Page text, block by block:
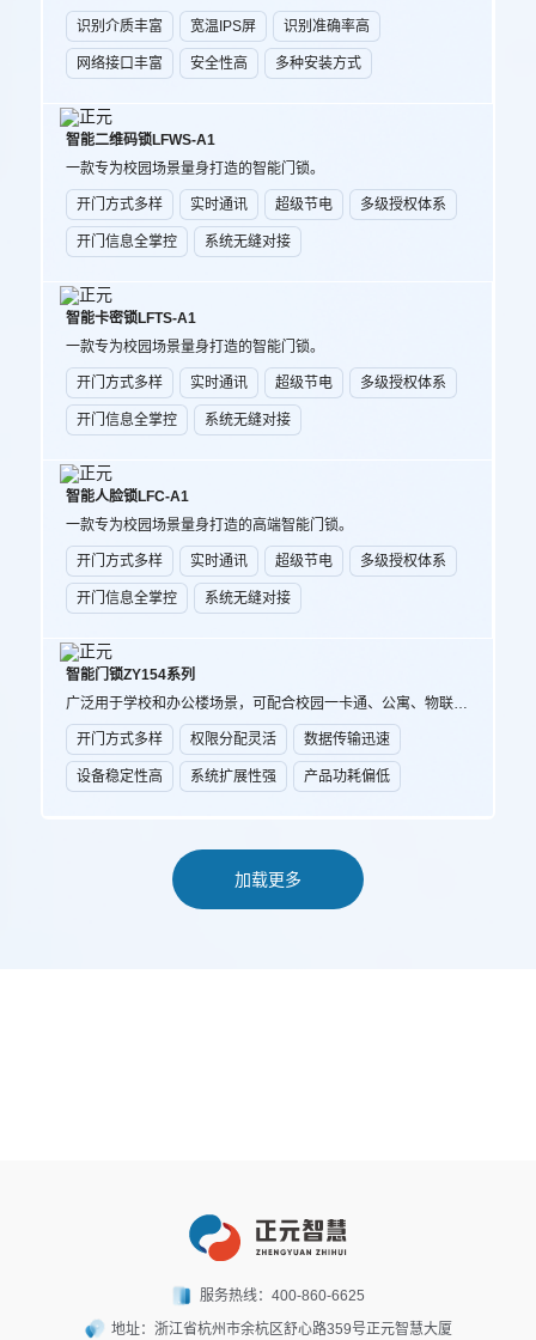
识别介质丰富 宽温IPS屏 识别准确率高
网络接口丰富 安全性高 多种安装方式
智能二维码锁LFWS-A1
一款专为校园场景量身打造的智能门锁。
开门方式多样 实时通讯 超级节电 多级授权体系
开门信息全掌控 系统无缝对接
智能卡密锁LFTS-A1
一款专为校园场景量身打造的智能门锁。
开门方式多样 实时通讯 超级节电 多级授权体系
开门信息全掌控 系统无缝对接
智能人脸锁LFC-A1
一款专为校园场景量身打造的高端智能门锁。
开门方式多样 实时通讯 超级节电 多级授权体系
开门信息全掌控 系统无缝对接
智能门锁ZY154系列
开门方式多样 权限分配灵活 数据传输迅速
设备稳定性高 系统扩展性强 产品功耗偏低
加载更多
服务热线： 400-860-6625
地址：浙江省杭州市余杭区舒心路359号正元智慧大厦